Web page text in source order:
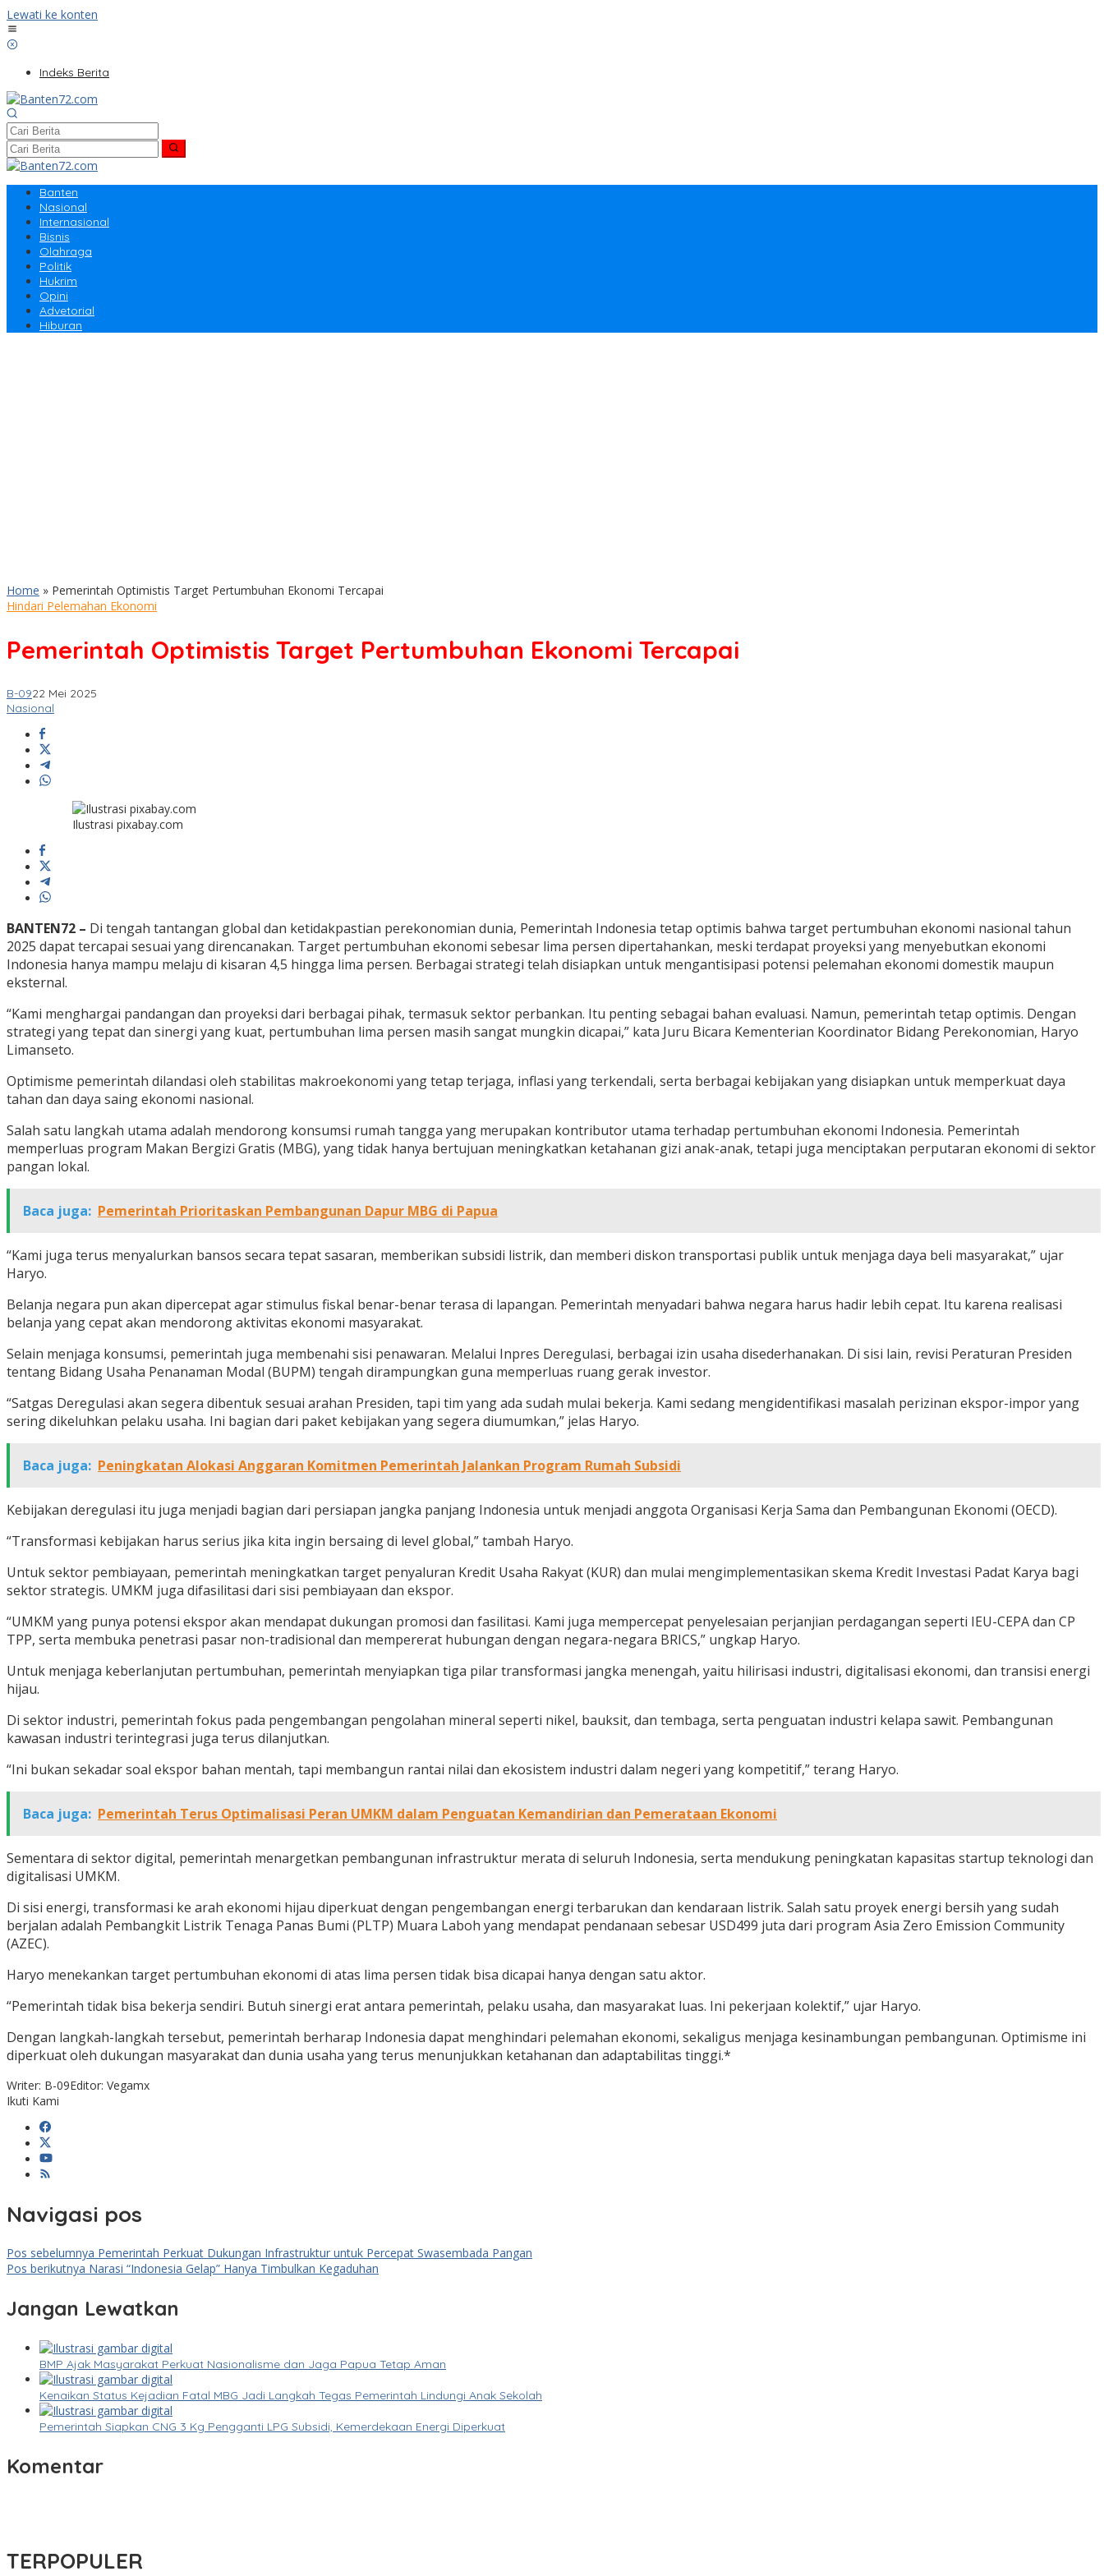
Lewati ke konten
Indeks Berita
Banten
Nasional
Internasional
Bisnis
Olahraga
Politik
Hukrim
Opini
Advetorial
Hiburan
Home » Pemerintah Optimistis Target Pertumbuhan Ekonomi Tercapai
Hindari Pelemahan Ekonomi
Pemerintah Optimistis Target Pertumbuhan Ekonomi Tercapai
B-0922 Mei 2025
Nasional
Ilustrasi pixabay.com
BANTEN72 – Di tengah tantangan global dan ketidakpastian perekonomian dunia, Pemerintah Indonesia tetap optimis bahwa target pertumbuhan ekonomi nasional tahun
2025 dapat tercapai sesuai yang direncanakan. Target pertumbuhan ekonomi sebesar lima persen dipertahankan, meski terdapat proyeksi yang menyebutkan ekonomi
Indonesia hanya mampu melaju di kisaran 4,5 hingga lima persen. Berbagai strategi telah disiapkan untuk mengantisipasi potensi pelemahan ekonomi domestik maupun
eksternal.
“Kami menghargai pandangan dan proyeksi dari berbagai pihak, termasuk sektor perbankan. Itu penting sebagai bahan evaluasi. Namun, pemerintah tetap optimis. Dengan
strategi yang tepat dan sinergi yang kuat, pertumbuhan lima persen masih sangat mungkin dicapai,” kata Juru Bicara Kementerian Koordinator Bidang Perekonomian, Haryo
Limanseto.
Optimisme pemerintah dilandasi oleh stabilitas makroekonomi yang tetap terjaga, inflasi yang terkendali, serta berbagai kebijakan yang disiapkan untuk memperkuat daya
tahan dan daya saing ekonomi nasional.
Salah satu langkah utama adalah mendorong konsumsi rumah tangga yang merupakan kontributor utama terhadap pertumbuhan ekonomi Indonesia. Pemerintah
memperluas program Makan Bergizi Gratis (MBG), yang tidak hanya bertujuan meningkatkan ketahanan gizi anak-anak, tetapi juga menciptakan perputaran ekonomi di sektor
pangan lokal.
Baca juga: Pemerintah Prioritaskan Pembangunan Dapur MBG di Papua
“Kami juga terus menyalurkan bansos secara tepat sasaran, memberikan subsidi listrik, dan memberi diskon transportasi publik untuk menjaga daya beli masyarakat,” ujar
Haryo.
Belanja negara pun akan dipercepat agar stimulus fiskal benar-benar terasa di lapangan. Pemerintah menyadari bahwa negara harus hadir lebih cepat. Itu karena realisasi
belanja yang cepat akan mendorong aktivitas ekonomi masyarakat.
Selain menjaga konsumsi, pemerintah juga membenahi sisi penawaran. Melalui Inpres Deregulasi, berbagai izin usaha disederhanakan. Di sisi lain, revisi Peraturan Presiden
tentang Bidang Usaha Penanaman Modal (BUPM) tengah dirampungkan guna memperluas ruang gerak investor.
“Satgas Deregulasi akan segera dibentuk sesuai arahan Presiden, tapi tim yang ada sudah mulai bekerja. Kami sedang mengidentifikasi masalah perizinan ekspor-impor yang
sering dikeluhkan pelaku usaha. Ini bagian dari paket kebijakan yang segera diumumkan,” jelas Haryo.
Baca juga: Peningkatan Alokasi Anggaran Komitmen Pemerintah Jalankan Program Rumah Subsidi
Kebijakan deregulasi itu juga menjadi bagian dari persiapan jangka panjang Indonesia untuk menjadi anggota Organisasi Kerja Sama dan Pembangunan Ekonomi (OECD).
“Transformasi kebijakan harus serius jika kita ingin bersaing di level global,” tambah Haryo.
Untuk sektor pembiayaan, pemerintah meningkatkan target penyaluran Kredit Usaha Rakyat (KUR) dan mulai mengimplementasikan skema Kredit Investasi Padat Karya bagi
sektor strategis. UMKM juga difasilitasi dari sisi pembiayaan dan ekspor.
“UMKM yang punya potensi ekspor akan mendapat dukungan promosi dan fasilitasi. Kami juga mempercepat penyelesaian perjanjian perdagangan seperti IEU-CEPA dan CP
TPP, serta membuka penetrasi pasar non-tradisional dan mempererat hubungan dengan negara-negara BRICS,” ungkap Haryo.
Untuk menjaga keberlanjutan pertumbuhan, pemerintah menyiapkan tiga pilar transformasi jangka menengah, yaitu hilirisasi industri, digitalisasi ekonomi, dan transisi energi
hijau.
Di sektor industri, pemerintah fokus pada pengembangan pengolahan mineral seperti nikel, bauksit, dan tembaga, serta penguatan industri kelapa sawit. Pembangunan
kawasan industri terintegrasi juga terus dilanjutkan.
“Ini bukan sekadar soal ekspor bahan mentah, tapi membangun rantai nilai dan ekosistem industri dalam negeri yang kompetitif,” terang Haryo.
Baca juga: Pemerintah Terus Optimalisasi Peran UMKM dalam Penguatan Kemandirian dan Pemerataan Ekonomi
Sementara di sektor digital, pemerintah menargetkan pembangunan infrastruktur merata di seluruh Indonesia, serta mendukung peningkatan kapasitas startup teknologi dan
digitalisasi UMKM.
Di sisi energi, transformasi ke arah ekonomi hijau diperkuat dengan pengembangan energi terbarukan dan kendaraan listrik. Salah satu proyek energi bersih yang sudah
berjalan adalah Pembangkit Listrik Tenaga Panas Bumi (PLTP) Muara Laboh yang mendapat pendanaan sebesar USD499 juta dari program Asia Zero Emission Community
(AZEC).
Haryo menekankan target pertumbuhan ekonomi di atas lima persen tidak bisa dicapai hanya dengan satu aktor.
“Pemerintah tidak bisa bekerja sendiri. Butuh sinergi erat antara pemerintah, pelaku usaha, dan masyarakat luas. Ini pekerjaan kolektif,” ujar Haryo.
Dengan langkah-langkah tersebut, pemerintah berharap Indonesia dapat menghindari pelemahan ekonomi, sekaligus menjaga kesinambungan pembangunan. Optimisme ini
diperkuat oleh dukungan masyarakat dan dunia usaha yang terus menunjukkan ketahanan dan adaptabilitas tinggi.*
Writer: B-09Editor: Vegamx
Ikuti Kami
Navigasi pos
Pos sebelumnya Pemerintah Perkuat Dukungan Infrastruktur untuk Percepat Swasembada Pangan
Pos berikutnya Narasi “Indonesia Gelap” Hanya Timbulkan Kegaduhan
Jangan Lewatkan
BMP Ajak Masyarakat Perkuat Nasionalisme dan Jaga Papua Tetap Aman
Kenaikan Status Kejadian Fatal MBG Jadi Langkah Tegas Pemerintah Lindungi Anak Sekolah
Pemerintah Siapkan CNG 3 Kg Pengganti LPG Subsidi, Kemerdekaan Energi Diperkuat
Komentar
TERPOPULER